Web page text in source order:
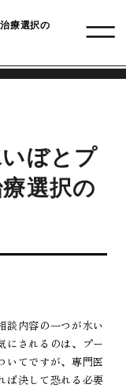
療選択の
ぼとプ
選択の
談内容の一つが水い
にされるのは、プー
いてですが、専門医
ば決して恐れる必要